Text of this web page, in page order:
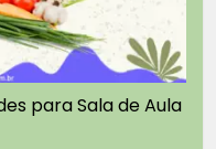
para Sala de Aula